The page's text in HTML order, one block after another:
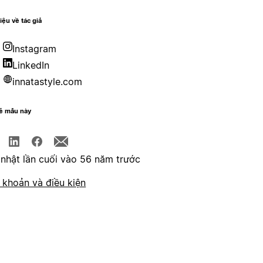
về tác giả
Instagram
LinkedIn
innatastyle.com
mẫu này
lần cuối vào 56 năm trước
và điều kiện